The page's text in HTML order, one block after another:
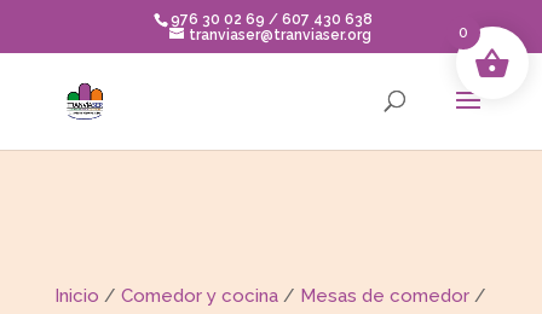
content
976 30 02 69 / 607 430 638
tranviaser@tranviaser.org
Inicio / Comedor y cocina/ Mesas de comedor/
0